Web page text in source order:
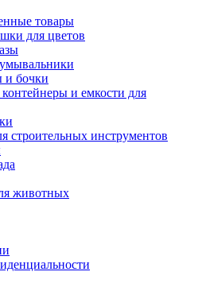
товары
для цветов
и бочки
и емкости для
строительных инструментов
животных